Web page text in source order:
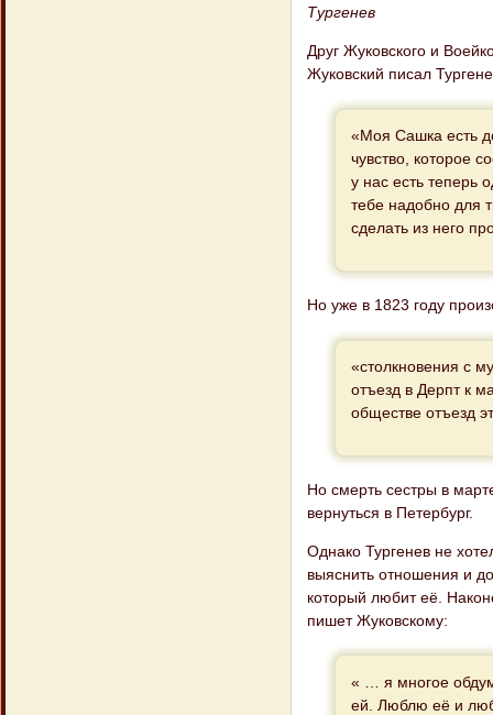
Тургенев
Друг Жуковского и
Жуковский писал
«Моя Сашка есть
чувство, которое
у нас есть теперь
тебе надобно для
сделать из него
Но уже в 1823 году
«столкновения с
отъезд в Дерпт к
обществе отъезд
Но смерть сестры в
вернуться в Петербург.
Однако Тургенев не
выяснить отношения и
который любит её.
пишет Жуковскому:
« … я многое
ей. Люблю её и